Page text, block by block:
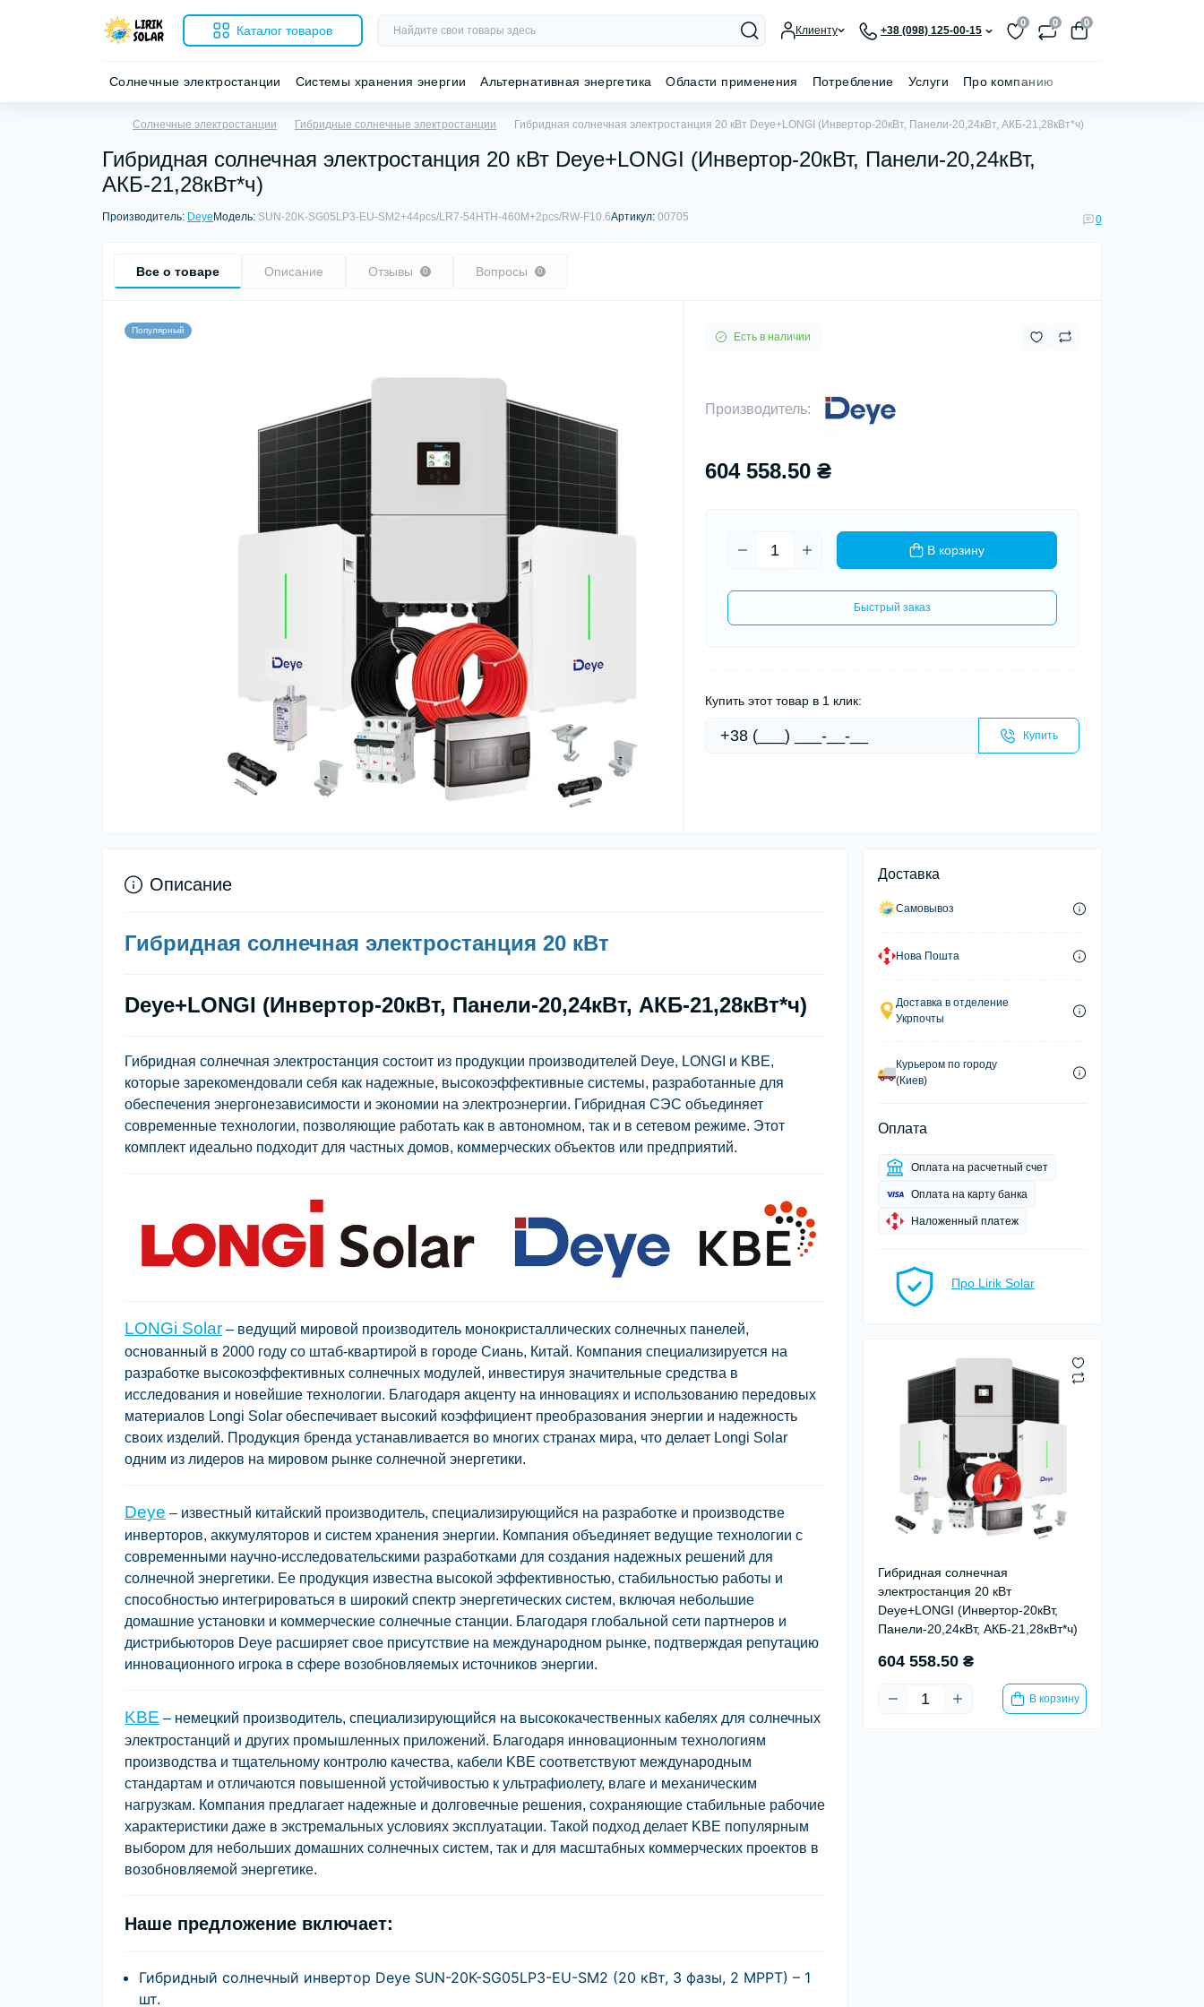
Каталог товаров Клиенту +38 (098) 125-00-15
0 0 0
Солнечные электростанции Системы хранения энергии Альтернативная энергетика Области применения Потребление Услуги Про компанию
Солнечные электростанции Гибридные солнечные электростанции Гибридная солнечная электростанция 20 кВт Deye+LONGI (Инвертор-20кВт, Панели-20,24кВт, АКБ-21,28кВт*ч)
Гибридная солнечная электростанция 20 кВт Deye+LONGI (Инвертор-20кВт, Панели-20,24кВт,
АКБ-21,28кВт*ч)
Производитель: Deye Модель: SUN-20K-SG05LP3-EU-SM2+44pcs/LR7-54HTH-460M+2pcs/RW-F10.6Артикул: 00705 0
Все о товаре Описание Отзывы 0 Вопросы 0
Популярный
Есть в наличии
Производитель:
604 558.50 ₴
В корзину
Быстрый заказ
Купить этот товар в 1 клик:
Купить
Доставка
Самовывоз
Нова Пошта
Доставка в отделение
Укрпочты
Курьером по городу
(Киев)
Оплата
Оплата на расчетный счет
Оплата на карту банка
Наложенный платеж
Про Lirik Solar
Гибридная солнечная
электростанция 20 кВт
Deye+LONGI (Инвертор-20кВт,
Панели-20,24кВт, АКБ-21,28кВт*ч)
604 558.50 ₴
В корзину
Описание
Гибридная солнечная электростанция 20 кВт
Deye+LONGI (Инвертор-20кВт, Панели-20,24кВт, АКБ-21,28кВт*ч)
Гибридная солнечная электростанция состоит из продукции производителей Deye, LONGI и KBE,
которые зарекомендовали себя как надежные, высокоэффективные системы, разработанные для
обеспечения энергонезависимости и экономии на электроэнергии. Гибридная СЭС объединяет
современные технологии, позволяющие работать как в автономном, так и в сетевом режиме. Этот
комплект идеально подходит для частных домов, коммерческих объектов или предприятий.
LONGi Solar – ведущий мировой производитель монокристаллических солнечных панелей,
основанный в 2000 году со штаб-квартирой в городе Сиань, Китай. Компания специализируется на
разработке высокоэффективных солнечных модулей, инвестируя значительные средства в
исследования и новейшие технологии. Благодаря акценту на инновациях и использованию передовых
материалов Longi Solar обеспечивает высокий коэффициент преобразования энергии и надежность
своих изделий. Продукция бренда устанавливается во многих странах мира, что делает Longi Solar
одним из лидеров на мировом рынке солнечной энергетики.
Deye – известный китайский производитель, специализирующийся на разработке и производстве
инверторов, аккумуляторов и систем хранения энергии. Компания объединяет ведущие технологии с
современными научно-исследовательскими разработками для создания надежных решений для
солнечной энергетики. Ее продукция известна высокой эффективностью, стабильностью работы и
способностью интегрироваться в широкий спектр энергетических систем, включая небольшие
домашние установки и коммерческие солнечные станции. Благодаря глобальной сети партнеров и
дистрибьюторов Deye расширяет свое присутствие на международном рынке, подтверждая репутацию
инновационного игрока в сфере возобновляемых источников энергии.
KBE – немецкий производитель, специализирующийся на высококачественных кабелях для солнечных
электростанций и других промышленных приложений. Благодаря инновационным технологиям
производства и тщательному контролю качества, кабели KBE соответствуют международным
стандартам и отличаются повышенной устойчивостью к ультрафиолету, влаге и механическим
нагрузкам. Компания предлагает надежные и долговечные решения, сохраняющие стабильные рабочие
характеристики даже в экстремальных условиях эксплуатации. Такой подход делает KBE популярным
выбором для небольших домашних солнечных систем, так и для масштабных коммерческих проектов в
возобновляемой энергетике.
Наше предложение включает:
Гибридный солнечный инвертор Deye SUN-20K-SG05LP3-EU-SM2 (20 кВт, 3 фазы, 2 MPPT) – 1
шт.